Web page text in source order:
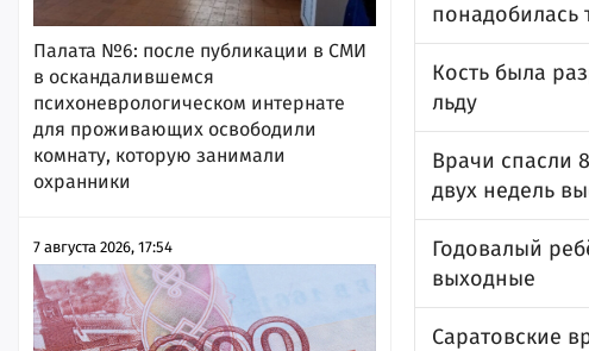
Палата №6: после публикации в СМИ
в оскандалившемся
психоневрологическом интернате
для проживающих освободили
комнату, которую занимали
охранники
7 августа 2026, 17:54
понадобилась
Кость была
льду
Врачи спасли
двух недель
Годовалый
выходные
Саратовские